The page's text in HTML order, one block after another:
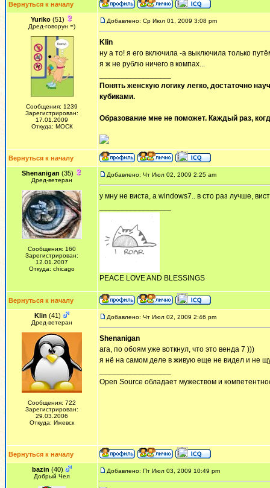
Вернуться к началу
Yuriko (51)
Дред-говорун =)
Сообщения: 1239
Зарегистрирован:
17.01.2009
Откуда: МОСК
Добавлено: Ср Июл 01, 2009 3:08 pm
Klin
ну а то! я его включила -а выключила только
я ж не рублю ничего в компах...
Понять женскую логику легко, достаточно
кубиками.
Образование мне не поможет. Каждый раз,
Вернуться к началу
Shenanigan (35)
Дред-ветеран
Сообщения: 160
Зарегистрирован:
12.01.2007
Откуда: chicago
Добавлено: Чт Июл 02, 2009 2:25 am
y мну не виста, a windows7.. в сто раз лучше,
PEACE LOVE AND BLESSINGS
Вернуться к началу
Klin (41)
Дред-ветеран
Сообщения: 722
Зарегистрирован:
29.03.2006
Откуда: Ижевск
Добавлено: Чт Июл 02, 2009 2:46 pm
Shenanigan
ага, по обоям уже воткнул, что это венда 7 )))
я нё на самом деле в живую еще не видел и не
Open Source обладает мужеством и
Вернуться к началу
bazin (40)
Добрый Чел
Добавлено: Пт Июл 03, 2009 10:49 pm